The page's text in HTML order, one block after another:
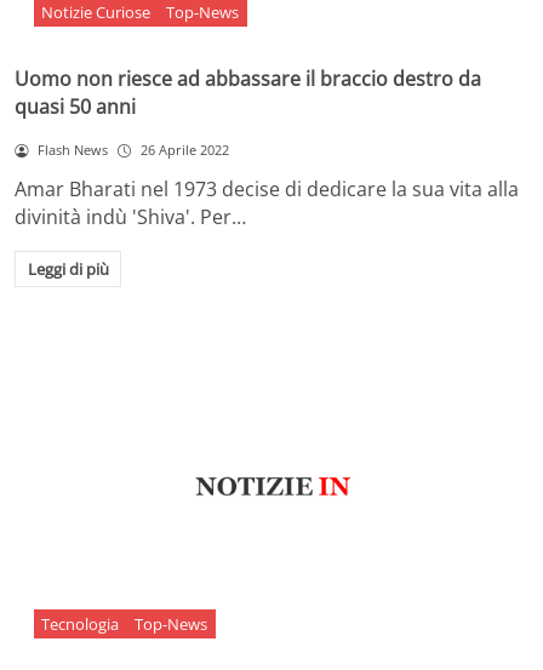
Notizie Curiose Top-News
Uomo non riesce ad abbassare il braccio destro da
quasi 50 anni
Flash News 26 Aprile 2022
Amar Bharati nel 1973 decise di dedicare la sua vita alla
divinità indù 'Shiva'. Per…
Leggi di più
Tecnologia Top-News